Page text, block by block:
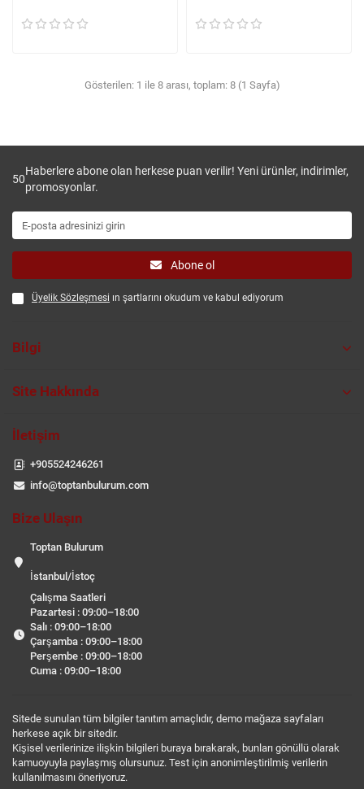
Gösterilen: 1 ile 8 arası, toplam: 8 (1 Sayfa)
50
Haberlere abone olan herkese puan verilir! Yeni ürünler, indirimler,
promosyonlar.
Abone ol
Üyelik Sözleşmesi ın şartlarını okudum ve kabul ediyorum
Bilgi
Site Hakkında
İletişim
+905524246261
info@toptanbulurum.com
Bize Ulaşın
Toptan Bulurum
İstanbul/İstoç
Çalışma Saatleri
Pazartesi : 09:00–18:00
Salı : 09:00–18:00
Çarşamba : 09:00–18:00
Perşembe : 09:00–18:00
Cuma : 09:00–18:00
Sitede sunulan tüm bilgiler tanıtım amaçlıdır, demo mağaza sayfaları
herkese açık bir sitedir.
Kişisel verilerinize ilişkin bilgileri buraya bırakarak, bunları gönüllü olarak
kamuoyuyla paylaşmış olursunuz. Test için anonimleştirilmiş verilerin
kullanılmasını öneriyoruz.